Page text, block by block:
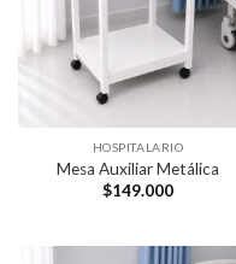
HOSPITALARIO
Mesa Auxiliar Metálica
$149.000